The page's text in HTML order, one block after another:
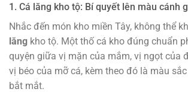
1. Cá lăng kho tộ: Bí quyết lên màu cánh
Nhắc đến món kho miền Tây, không thể
lăng kho tộ. Một thố cá kho đúng chuẩn
quyện giữa vị mặn của mắm, vị ngọt của
vị béo của mỡ cá, kèm theo đó là màu
bắt mắt.